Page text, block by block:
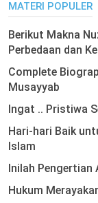
MATERI POPULER
Berikut Makna
Perbedaan dan
Complete
Musayyab
Ingat .. Pristiwa
Hari-hari Baik
Islam
Inilah Pengertian
Hukum